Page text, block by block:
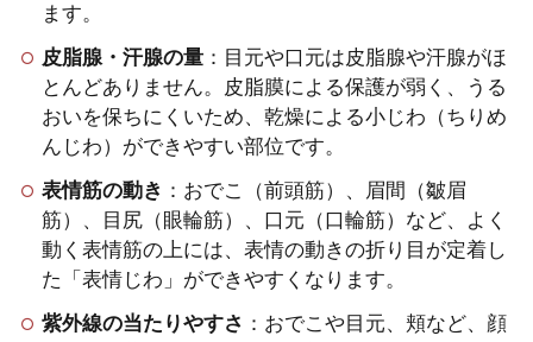
ます。
皮脂腺・汗腺の量 ：目元や口元は皮脂腺や汗腺がほ
とんどありません。皮脂膜による保護が弱く、うる
おいを保ちにくいため、乾燥による小じわ（ちりめ
んじわ）ができやすい部位です。
表情筋の動き ：おでこ（前頭筋）、眉間（皺眉
筋）、目尻（眼輪筋）、口元（口輪筋）など、よく
動く表情筋の上には、表情の動きの折り目が定着し
た「表情じわ」ができやすくなります。
紫外線の当たりやすさ ：おでこや目元、頬など、顔